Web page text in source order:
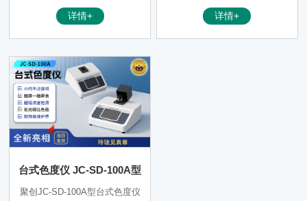
度计量单位。可以广泛用于发电
厂、纯净水厂、自来水厂、生活
的色度测定，从而达到规定的水
质标准。
详情+
或工业用水的色度检测，以便控
制水的色度达到规定的水质标
详情+
台式色度仪 JC-SD-100A型
聚创JC-SD-100A型台式色度仪